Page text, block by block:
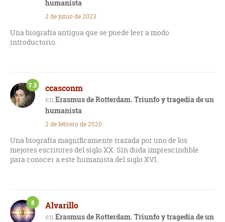
humanista
2 de junio de 2023
Una biografía antigua que se puede leer a modo
introductorio.
ccasconm
Erasmus de Rotterdam. Triunfo y tragedia de un
humanista
7.5
2 de febrero de 2020
Una biografía magníficamente trazada por uno de los
mejores escritores del siglo XX. Sin duda imprescindible
para conocer a este humanista del siglo XVI.
Alvarillo
Erasmus de Rotterdam. Triunfo y tragedia de un
8